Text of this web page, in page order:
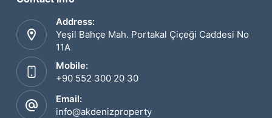
Address:
Yeşil Bahçe Mah. Portakal Çiçeği Caddesi No
11A
Mobile:
+90 552 300 20 30
Email:
info@akdenizproperty